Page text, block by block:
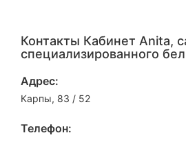
Контакты Кабинет Anita,
специализированного
Адрес:
Карпы, 83 / 52
Телефон: